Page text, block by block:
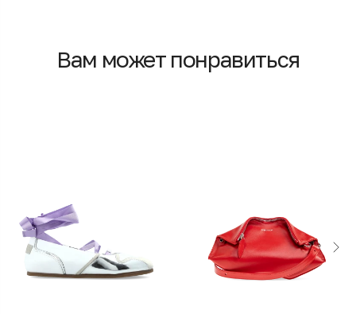
Вам может понравиться